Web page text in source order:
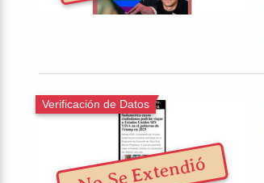
Verificación de Datos